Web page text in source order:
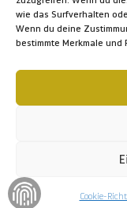
wie das Surfverhalten
Wenn du deine
bestimmte Merkmale
Cookie-
Schmarl-Dorf 40
D – 18106 Rostock
+49 (03 81) 12 83 1-
©